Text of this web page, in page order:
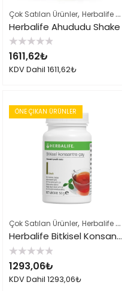
Çok Satılan Ürünler, Herbalife Shake Karışımları
Herbalife Ahududu Shake
5
üzerinden
0
oy
1611,62₺
KDV Dahil 1611,62₺
ÖNE ÇIKAN ÜRÜNLER
Çok Satılan Ürünler, Herbalife Çayları ve İçeçekler
Herbalife Bitkisel Konsantre Çay 51gr Klasik
5
üzerinden
0
oy
1293,06₺
KDV Dahil 1293,06₺